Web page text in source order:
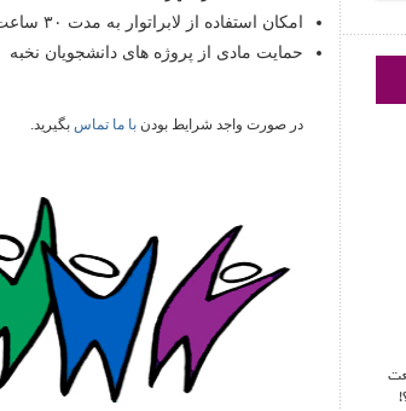
امکان استفاده از لابراتوار به مدت ۳۰ ساعت رایگان
حمایت مادی از پروژه های دانشجویان نخبه
در صورت واجد شرایط بودن با ما تماس بگیرید.